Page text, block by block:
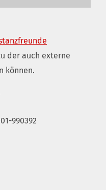
der auch externe
können.
990392